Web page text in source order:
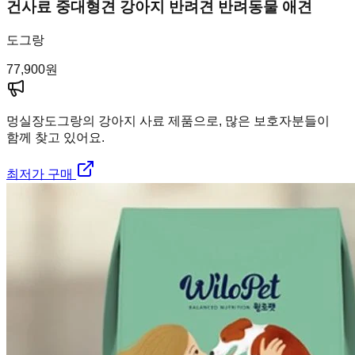
건사료 중대형견 강아지 반려견 반려동물 애견
도그랑
77,900원
멍실장도그랑의 강아지 사료 제품으로, 많은 보호자분들이
함께 찾고 있어요.
최저가 구매